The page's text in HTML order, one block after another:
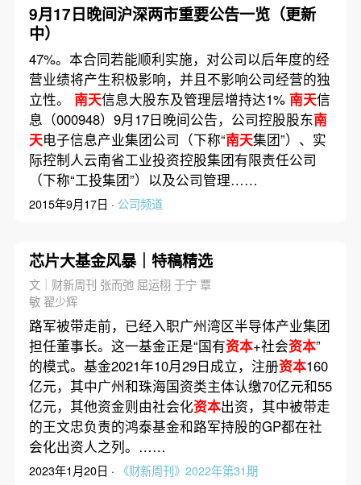
9月17日晚间沪深两市重要公告一览（更新
中）
47%。本合同若能顺利实施，对公司以后年度的经
营业绩将产生积极影响，并且不影响公司经营的独
立性。 南天信息大股东及管理层增持达1% 南天信
息（000948）9月17日晚间公告，公司控股股东南
天电子信息产业集团公司（下称“南天集团”）、实
际控制人云南省工业投资控股集团有限责任公司
（下称“工投集团”）以及公司管理……
2015年9月17日 · 公司频道
芯片大基金风暴｜特稿精选
文｜财新周刊 张而弛 屈运栩 于宁 覃
敏 翟少辉
路军被带走前，已经入职广州湾区半导体产业集团
担任董事长。这一基金正是“国有资本+社会资本”
的模式。基金2021年10月29日成立，注册资本160
亿元，其中广州和珠海国资类主体认缴70亿元和55
亿元，其他资金则由社会化资本出资，其中被带走
的王文忠负责的鸿泰基金和路军持股的GP都在社
会化出资人之列。……
2023年1月20日 · 《财新周刊》2022年第31期